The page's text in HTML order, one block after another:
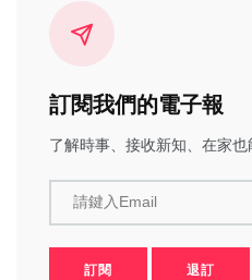
訂閱我們的電子報
了解時事、接收新知、在家也
請鍵入Email
訂閱 退訂